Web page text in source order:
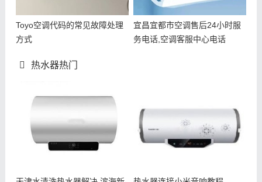
Toyo空调代码的常见故障处理
方式
宜昌宜都市空调售后24小时服
务电话,空调客服中心电话
热水器热门